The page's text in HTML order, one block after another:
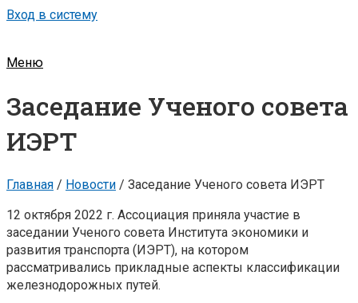
Вход в систему
Меню
Заседание Ученого совета
ИЭРТ
Главная / Новости / Заседание Ученого совета ИЭРТ
12 октября 2022 г. Ассоциация приняла участие в
заседании Ученого совета Института экономики и
развития транспорта (ИЭРТ), на котором
рассматривались прикладные аспекты классификации
железнодорожных путей.